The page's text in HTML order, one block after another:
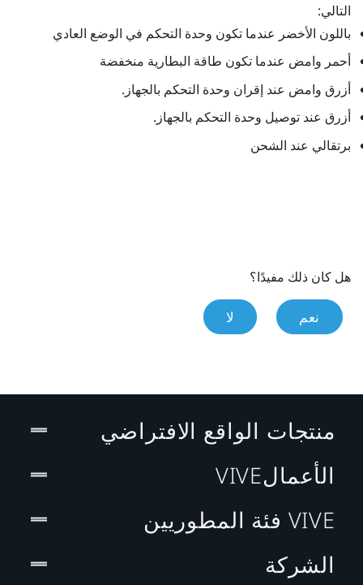
التالي:
باللون الأخضر عندما تكون وحدة التحكم في الوضع العادي
أحمر وامض عندما تكون طاقة البطارية منخفضة
أزرق وامض عند إقران وحدة التحكم بالجهاز.
أزرق عند توصيل وحدة التحكم بالجهاز.
برتقالي عند الشحن
هل كان ذلك مفيدًا؟
نعم لا
منتجات الواقع الافتراضي
الأعمالVIVE
VIVE فئة المطوريين
الشركة